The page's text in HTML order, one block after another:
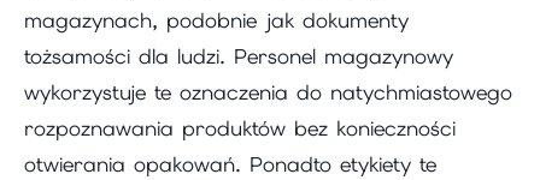
magazynach, podobnie jak dokumenty
tożsamości dla ludzi. Personel magazynowy
wykorzystuje te oznaczenia do natychmiastowego
rozpoznawania produktów bez konieczności
otwierania opakowań. Ponadto etykiety te